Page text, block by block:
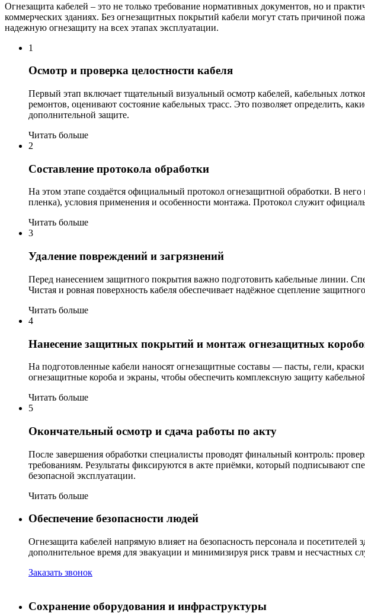
Огнезащита кабелей – это не только требование нормативных документов, но и
коммерческих зданиях. Без огнезащитных покрытий кабели могут стать причиной
надежную огнезащиту на всех этапах эксплуатации.
1
Осмотр и проверка целостности кабеля
Первый этап включает тщательный визуальный осмотр кабелей, кабельных
ремонтов, оценивают состояние кабельных трасс. Это позволяет определить,
дополнительной защите.
Читать больше
2
Составление протокола обработки
На этом этапе создаётся официальный протокол огнезащитной обработки. В
пленка), условия применения и особенности монтажа. Протокол служит
Читать больше
3
Удаление повреждений и загрязнений
Перед нанесением защитного покрытия важно подготовить кабельные линии.
Чистая и ровная поверхность кабеля обеспечивает надёжное сцепление
Читать больше
4
Нанесение защитных покрытий и монтаж огнезащитных
На подготовленные кабели наносят огнезащитные составы — пасты, гели,
огнезащитные короба и экраны, чтобы обеспечить комплексную защиту
Читать больше
5
Окончательный осмотр и сдача работы по акту
После завершения обработки специалисты проводят финальный контроль:
требованиям. Результаты фиксируются в акте приёмки, который подписывают
безопасной эксплуатации.
Читать больше
Обеспечение безопасности людей
Огнезащита кабелей напрямую влияет на безопасность персонала и
дополнительное время для эвакуации и минимизируя риск травм и несчастных
Заказать звонок
Сохранение оборудования и инфраструктуры